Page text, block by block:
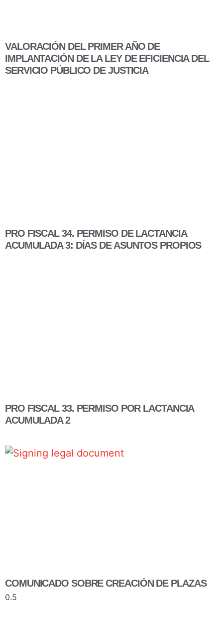
VALORACIÓN DEL PRIMER AÑO DE
IMPLANTACIÓN DE LA LEY DE EFICIENCIA DEL
SERVICIO PÚBLICO DE JUSTICIA
PRO FISCAL 34. PERMISO DE LACTANCIA
ACUMULADA 3: DÍAS DE ASUNTOS PROPIOS
PRO FISCAL 33. PERMISO POR LACTANCIA
ACUMULADA 2
COMUNICADO SOBRE CREACIÓN DE PLAZAS